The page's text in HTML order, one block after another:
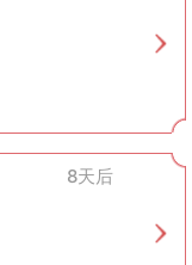
8天后